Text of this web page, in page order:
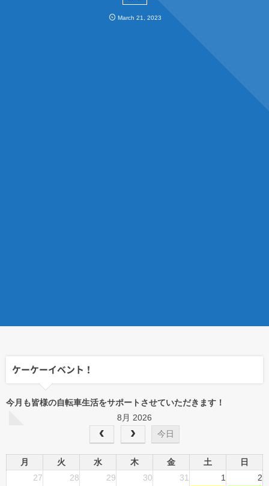
March 21 2023
ケーケーイベント！
今月も皆様の自転車生活をサポートさせていただきます！
8月 2026
今日
月 火 水 木 金 土
日
27
28 29 30 31 1 2